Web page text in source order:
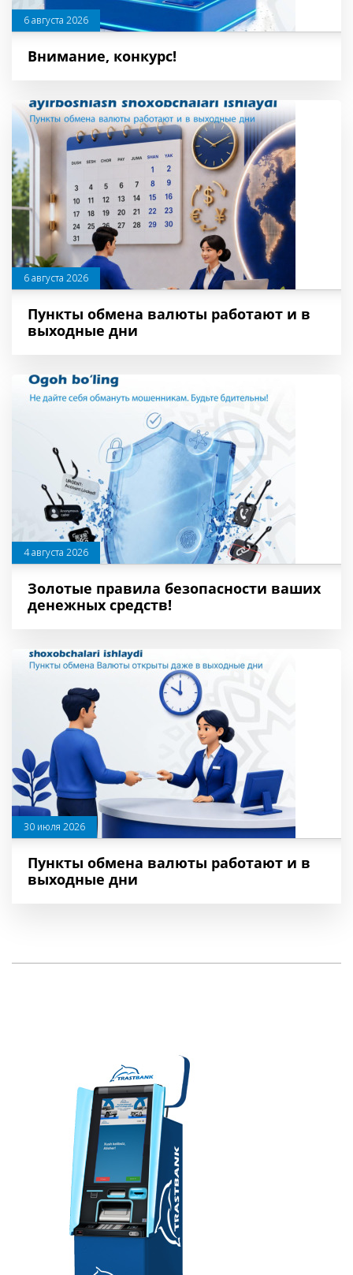
6 августа 2026
Внимание, конкурс!
6 августа 2026
Пункты обмена валюты работают и в
выходные дни
4 августа 2026
Золотые правила безопасности ваших
денежных средств!
30 июля 2026
Пункты обмена валюты работают и в
выходные дни